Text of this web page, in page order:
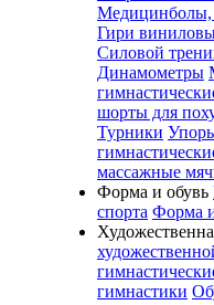
Медицинболы,
Гири
Силовой
Динамометры
шорты для
Турники
массажные
Форма и обувь
спорта Форма
гимнастики